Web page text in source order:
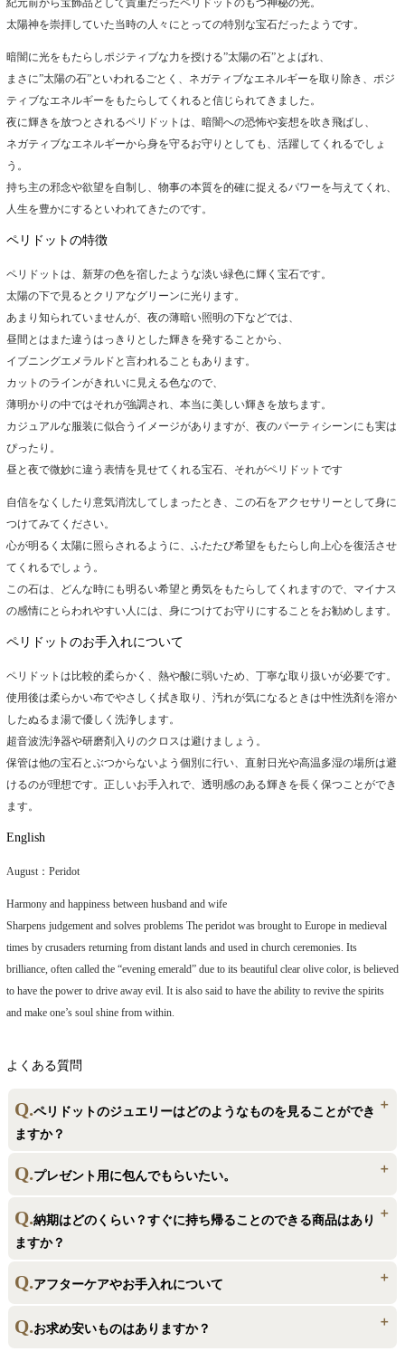
紀元前から宝飾品として貴重だったペリドットのもつ神秘の光。
太陽神を崇拝していた当時の人々にとっての特別な宝石だったようです。
暗闇に光をもたらしポジティブな力を授ける”太陽の石”とよばれ、
まさに”太陽の石”といわれるごとく、ネガティブなエネルギーを取り除き、ポジ
ティブなエネルギーをもたらしてくれると信じられてきました。
夜に輝きを放つとされるペリドットは、暗闇への恐怖や妄想を吹き飛ばし、
ネガティブなエネルギーから身を守るお守りとしても、活躍してくれるでしょ
う。
持ち主の邪念や欲望を自制し、物事の本質を的確に捉えるパワーを与えてくれ、
人生を豊かにするといわれてきたのです。
ペリドットの特徴
ペリドットは、新芽の色を宿したような淡い緑色に輝く宝石です。
太陽の下で見るとクリアなグリーンに光ります。
あまり知られていませんが、夜の薄暗い照明の下などでは、
昼間とはまた違うはっきりとした輝きを発することから、
イブニングエメラルドと言われることもあります。
カットのラインがきれいに見える色なので、
薄明かりの中ではそれが強調され、本当に美しい輝きを放ちます。
カジュアルな服装に似合うイメージがありますが、夜のパーティシーンにも実は
ぴったり。
昼と夜で微妙に違う表情を見せてくれる宝石、それがペリドットです
自信をなくしたり意気消沈してしまったとき、この石をアクセサリーとして身に
つけてみてください。
心が明るく太陽に照らされるように、ふたたび希望をもたらし向上心を復活させ
てくれるでしょう。
この石は、どんな時にも明るい希望と勇気をもたらしてくれますので、マイナス
の感情にとらわれやすい人には、身につけてお守りにすることをお勧めします。
ペリドットのお手入れについて
ペリドットは比較的柔らかく、熱や酸に弱いため、丁寧な取り扱いが必要です。
使用後は柔らかい布でやさしく拭き取り、汚れが気になるときは中性洗剤を溶か
したぬるま湯で優しく洗浄します。
超音波洗浄器や研磨剤入りのクロスは避けましょう。
保管は他の宝石とぶつからないよう個別に行い、直射日光や高温多湿の場所は避
けるのが理想です。正しいお手入れで、透明感のある輝きを長く保つことができ
ます。
English
August：Peridot
Harmony and happiness between husband and wife
Sharpens judgement and solves problems The peridot was brought to Europe in medieval
times by crusaders returning from distant lands and used in church ceremonies. Its
brilliance, often called the “evening emerald” due to its beautiful clear olive color, is believed
to have the power to drive away evil. It is also said to have the ability to revive the spirits
and make one’s soul shine from within.
よくある質問
ペリドットのジュエリーはどのようなものを見ることができ
ますか？
マリッジリング・エンゲージリングといったブライダルリングから、ネ
来店いただき、直にご覧いただけたらと思います。ご試着いただくことも
できます。
プレゼント用に包んでもらいたい。
通常ギフト包装の他に、プリザーブドローズを使用した、記念日のプレ
ゼントやプロポーズに人気の2段式ボックスなどもご用意しております。
納期はどのくらい？すぐに持ち帰ることのできる商品はあり
ますか？
ネックレスといったギフトジュエリーは、その場でお持ち帰り頂けるも
いたします。（商品によっては1か月以上のものもございます。）お電話も
アフターケアやお手入れについて
磨きなおし・サイズ直し・チェーン切れなど、修理を承っております。
お求め安いものはありますか？